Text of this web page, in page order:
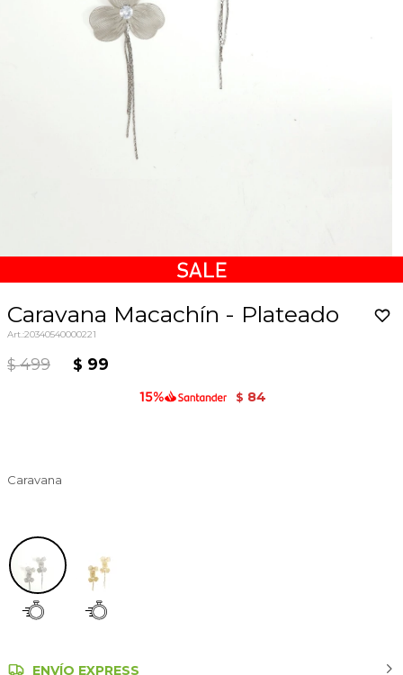
Caravana Macachín - Plateado
20340540000221
$ 499 $ 99
$ 84
Caravana
ENVÍO EXPRESS